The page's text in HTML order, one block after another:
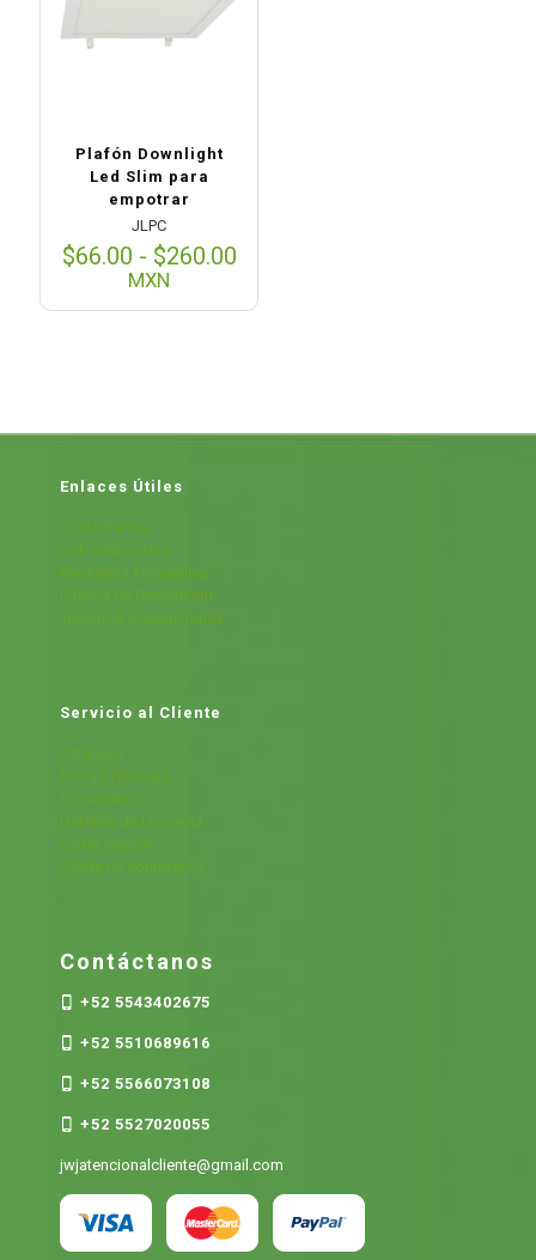
Plafón Downlight
Led Slim para
empotrar
JLPC
$66.00 - $260.00Rango
precios:
MXN
Enlaces Útiles
Contáctanos
Sobre Nosotros
Preguntas Frecuentes
Política de Devolución
Términos y condiciones
Servicio al Cliente
Cátalogo
Fichas Técnicas
Sucursales
Detalles de la cuenta
Cerrar Sesión
Olvide mi contraseña
Contáctanos
+52 5543402675
+52 5510689616
+52 5566073108
+52 5527020055
jwjatencionalcliente@gmail.com